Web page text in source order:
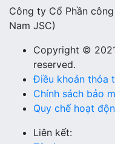
Công ty Cổ Phần
Nam JSC)
Copyright ©
reserved.
Điều khoản thỏa
Chính sách bảo
Quy chế hoạt
Liên kết: